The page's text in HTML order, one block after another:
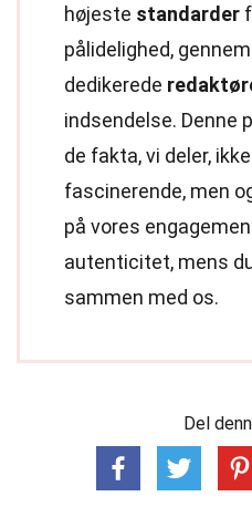
højeste standarder
pålidelighed,
dedikerede
indsendelse. Denne
de fakta, vi deler,
fascinerende, men
på vores
autenticitet, mens
sammen med os.
Del